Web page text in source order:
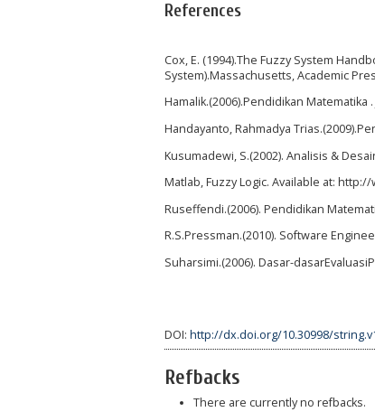
References
Cox, E. (1994).The Fuzzy System
System).Massachusetts, Academic
Hamalik.(2006).Pendidikan Matematika .
Handayanto, Rahmadya
Kusumadewi, S.(2002). Analisis &
Matlab, Fuzzy Logic. Available at:
Ruseffendi.(2006). Pendidikan
R.S.Pressman.(2010). Software
Suharsimi.(2006). Dasar-
DOI: http://dx.doi.org/10.30998/
Refbacks
There are currently no refbacks.